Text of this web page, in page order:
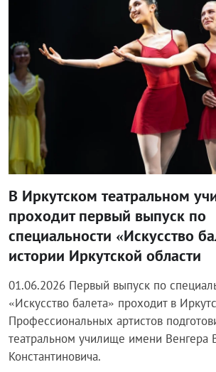
В Иркутском театральном
проходит первый выпуск по
специальности «Искусство
истории Иркутской области
01.06.2026 Первый выпуск по
«Искусство балета» проходит в
Профессиональных артистов
театральном училище имени Венгера
Константиновича.